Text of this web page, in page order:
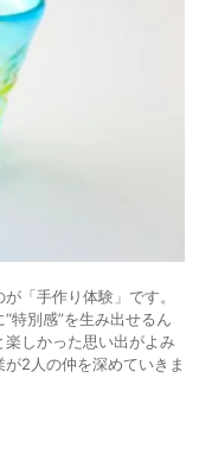
「手作り体験」です。
特別感”を生み出せるん
しかった思い出がよみ
2人の仲を深めていきま